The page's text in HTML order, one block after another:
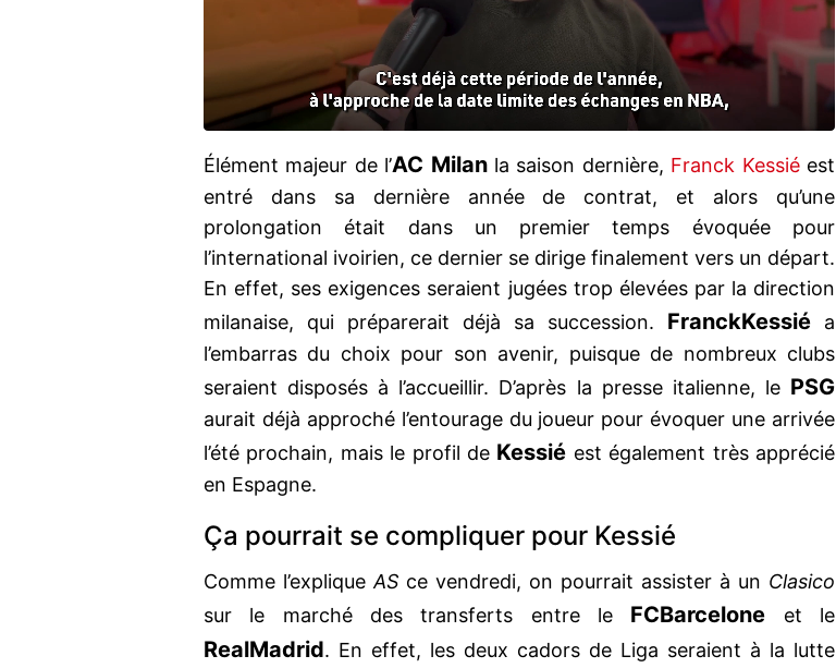
Élément majeur de l’AC Milanla saison dernière, Franck Kessiéest
entré dans sa dernière année de contrat, et alors qu’une
prolongation était dans un premier temps évoquée pour
l’international ivoirien, ce dernier se dirige finalement vers un départ.
En effet, ses exigences seraient jugées trop élevées par la direction
milanaise, qui préparerait déjà sa succession. FranckKessié a
l’embarras du choix pour son avenir, puisque de nombreux clubs
seraient disposés à l’accueillir. D’après la presse italienne, le PSG
aurait déjà approché l’entourage du joueur pour évoquer une arrivée
l’été prochain, mais le profil de Kessié est également très apprécié
en Espagne.
Ça pourrait se compliquer pour Kessié
Comme l’expliqueAS ce vendredi, on pourrait assister à un Clasico
sur le marché des transferts entre le FCBarcelone et le
RealMadrid. En effet, les deux cadors de Liga seraient à la lutte